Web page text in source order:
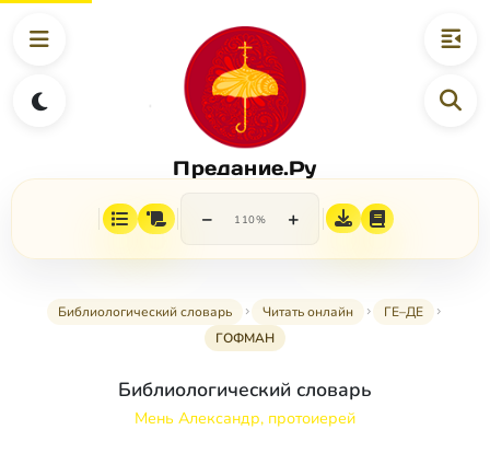
Предание.Ру
− 110% +
Библиологический словарь Читать онлайн
ГЕ–ДЕ
ГОФМАН
Библиологический словарь
Мень Александр, протоиерей